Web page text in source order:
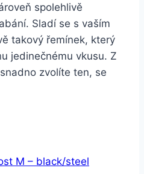
spolehlivě
Sladí se s vaším
takový řemínek, který
jedinečnému vkusu. Z
zvolíte ten, se